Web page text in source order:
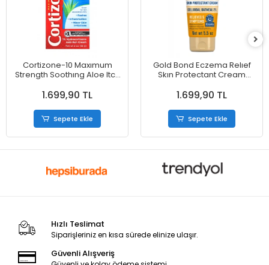
Cortizone-10 Maxımum
Strength Soothıng Aloe Itch
1.699,90 TL
Sepete Ekle
Gold Bond Eczema Relıef
Skın Protectant Cream
1.699,90 TL
Sepete Ekle
Hızlı Teslimat
Siparişleriniz en kısa sürede elinize ulaşır.
Güvenli Alışveriş